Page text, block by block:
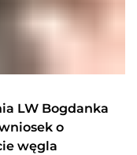
LW Bogdanka
o
węgla